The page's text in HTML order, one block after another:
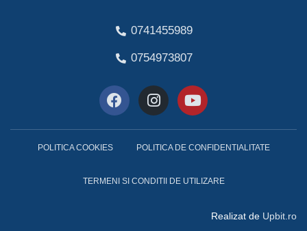
0741455989
0754973807
POLITICA COOKIES POLITICA DE CONFIDENTIALITATE
TERMENI SI CONDITII DE UTILIZARE
Realizat de Upbit.ro